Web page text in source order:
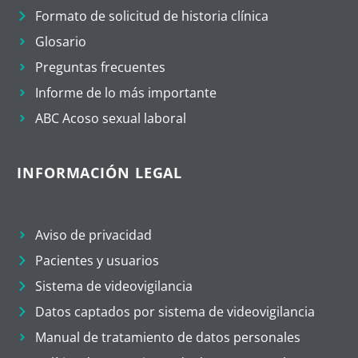
Formato de solicitud de historia clínica
Glosario
Preguntas frecuentes
Informe de lo más importante
ABC Acoso sexual laboral
INFORMACIÓN LEGAL
Aviso de privacidad
Pacientes y usuarios
Sistema de videovigilancia
Datos captados por sistema de videovigilancia
Manual de tratamiento de datos personales